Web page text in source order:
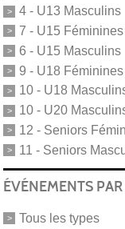
4 - U13 Masculins
7 - U15 Féminines
6 - U15 Masculins
9 - U18 Féminines
10 - U18
10 - U20
12 - Seniors
11 - Seniors
ÉVÉNEMENTS
Tous les types